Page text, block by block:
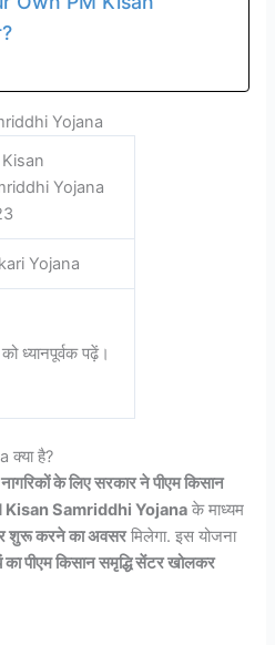
Yojana
Yojana
Yojana
ध्यानपूर्वक पढ़ें।
क्या है?
के लिए सरकार ने पीएम किसान
Kisan Samriddhi Yojana के माध्यम
शुरू करने का अवसरमिलेगा. इस योजना
का पीएम किसान समृद्धि सेंटर खोलकर